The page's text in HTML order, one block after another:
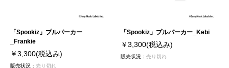
「Spookiz」プルパーカー
_Frankie
￥3,300(税込み)
販売状況： 売り切れ
「Spookiz」プルパーカー_Kebi
￥3,300(税込み)
販売状況：売り切れ